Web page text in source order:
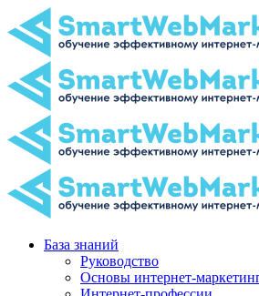
База знаний
Руководство
Основы интернет-